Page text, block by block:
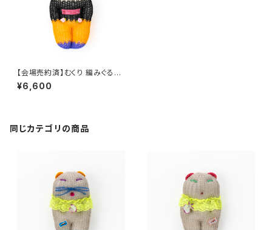
【会場売約済】むくり 編みぐるみ
1.青髪ローズ
¥6,600
同じカテゴリの商品